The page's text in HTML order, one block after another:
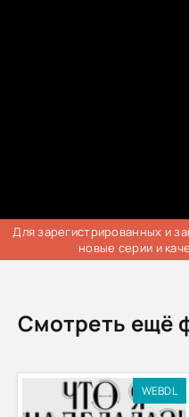
Для зарегистрированных и
новые серии и
Смотреть ещё
WEBDL